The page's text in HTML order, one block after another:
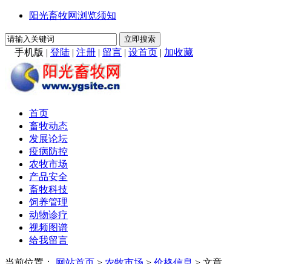
阳光畜牧网浏览须知
手机版 | 登陆 | 注册 | 留言 | 设首页 | 加收藏
首页
畜牧动态
发展论坛
疫病防控
农牧市场
产品安全
畜牧科技
饲养管理
动物诊疗
视频图谱
给我留言